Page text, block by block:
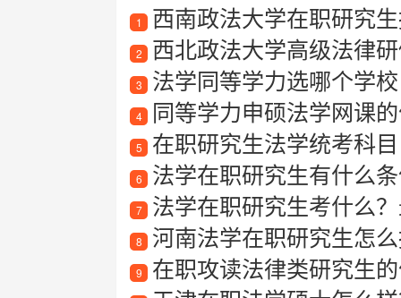
1 西南政法大学在职研究
2 西北政法大学高级法律
3 法学同等学力选哪个学校
4 同等学力申硕法学网课
5 在职研究生法学统考科目
6 法学在职研究生有什么
7 法学在职研究生考什么
8 河南法学在职研究生怎
9 在职攻读法律类研究生的